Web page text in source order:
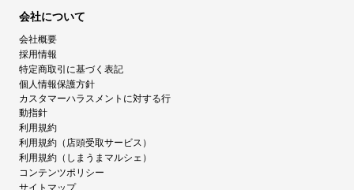
会社について
会社概要
採用情報
特定商取引に基づく表記
個人情報保護方針
カスタマーハラスメントに対する行
動指針
利用規約
利用規約（店頭受取サービス）
利用規約（しまうまマルシェ）
コンテンツポリシー
サイトマップ